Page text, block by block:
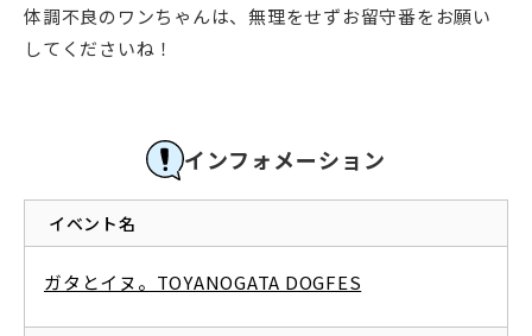
体調不良のワンちゃんは、無理をせずお留守番をお願い
してくださいね！
インフォメーション
イベント名
ガタとイヌ。TOYANOGATA DOGFES